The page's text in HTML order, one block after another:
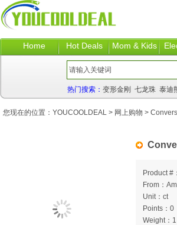
Home Hot Deals Mom & Kids
热门搜索： 变形金刚 七龙珠 泰迪
Product #
From：
Unit：ct
Points：0
Weight：1
您现在的位置： YOUCOOLDEAL > 网上购物 >